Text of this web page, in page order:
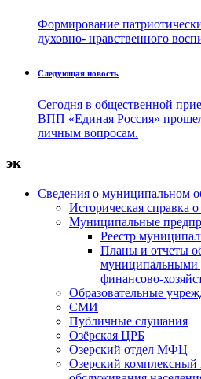
Формирование
духовно- нравственного
Следующая новость
Сегодня в общественной
ВПП «Единая Россия»
личным вопросам.
эк
Сведения о муниципальном
Историческая справка
Муниципальные
Реестр
Планы и отчеты
муниципальными
финансово-
Образовательные
СМИ
Публичные слушания
Озёрская ЦРБ
Озерский отдел МФЦ
Озерский комплексный